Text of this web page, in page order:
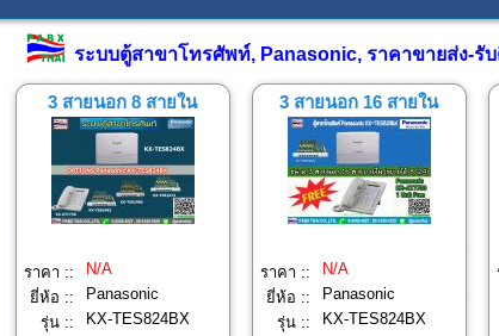
ระบบตู้สาขาโทรศัพท์, Panasonic, ราคาขายส่ง-รั
3 สายนอก 8 สายใน
ราคา ::
N/A
ยี่ห้อ ::
Panasonic
รุ่น ::
KX-TES824BX
3 สายนอก 16 สายใน
ราคา ::
N/A
ยี่ห้อ ::
Panasonic
รุ่น ::
KX-TES824BX